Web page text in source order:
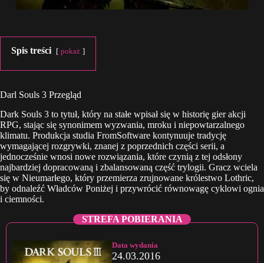
Spis treści pokaż
Darl Souls 3 Przegląd
Dark Souls 3 to tytuł, który na stałe wpisał się w historię gier akcji
RPG, stając się synonimem wyzwania, mroku i niepowtarzalnego
klimatu. Produkcja studia FromSoftware kontynuuje tradycję
wymagającej rozgrywki, znanej z poprzednich części serii, a
jednocześnie wnosi nowe rozwiązania, które czynią z tej odsłony
najbardziej dopracowaną i zbalansowaną część trylogii. Gracz wciela
się w Nieumarłego, który przemierza zrujnowane królestwo Lothric,
by odnaleźć Władców Poniżej i przywrócić równowagę cyklowi ognia
i ciemności.
STREFA POBIERANIA
Data wydania
24.03.2016